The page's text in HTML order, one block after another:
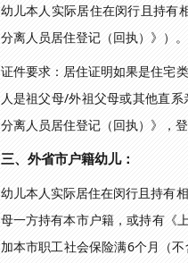
幼儿本人实际居住在闵行且持有
分离人员居住登记（回执）》）
证件要求：居住证明如果是住宅
人是祖父母/外祖父母或其他直
分离人员居住登记（回执）》，
三、外省市户籍幼儿：
幼儿本人实际居住在闵行且持有
母一方持有本市户籍，或持有《
加本市职工社会保险满6个月（